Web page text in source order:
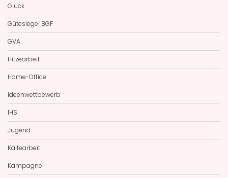
Glück
Gütesiegel BGF
GVA
Hitzearbeit
Home-Office
Ideenwettbewerb
IHS
Jugend
Kältearbeit
Kampagne